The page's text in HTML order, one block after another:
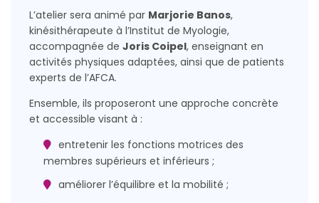
L’atelier sera animé par Marjorie Banos,
kinésithérapeute à l’Institut de Myologie,
accompagnée de Joris Coipel, enseignant en
activités physiques adaptées, ainsi que de patients
experts de l’AFCA.
Ensemble, ils proposeront une approche concrète
et accessible visant à :
entretenir les fonctions motrices des
membres supérieurs et inférieurs ;
améliorer l’équilibre et la mobilité ;